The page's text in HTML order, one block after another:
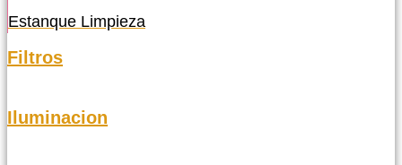
Estanque Limpieza
Filtros
Iluminacion